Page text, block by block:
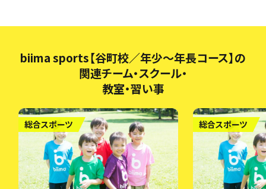
biima sports【谷町校／年少～年長コース】の
関連チーム・スクール・
教室・習い事
総合スポーツ 総合スポーツ